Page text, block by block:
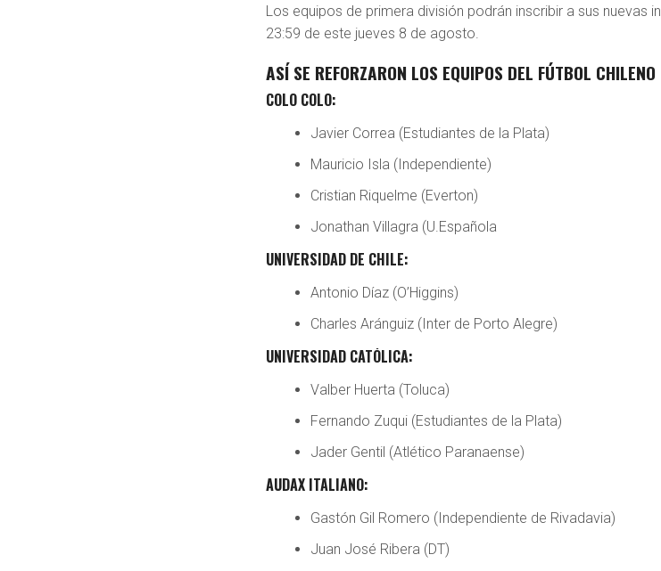
Los equipos de primera división podrán inscribir a sus nuevas
23:59 de este jueves 8 de agosto.
ASÍ SE REFORZARON LOS EQUIPOS DEL FÚTBOL CHILENO
COLO COLO:
Javier Correa (Estudiantes de la Plata)
Mauricio Isla (Independiente)
Cristian Riquelme (Everton)
Jonathan Villagra (U.Española
UNIVERSIDAD DE CHILE:
Antonio Díaz (O’Higgins)
Charles Aránguiz (Inter de Porto Alegre)
UNIVERSIDAD CATÓLICA:
Valber Huerta (Toluca)
Fernando Zuqui (Estudiantes de la Plata)
Jader Gentil (Atlético Paranaense)
AUDAX ITALIANO:
Gastón Gil Romero (Independiente de Rivadavia)
Juan José Ribera (DT)